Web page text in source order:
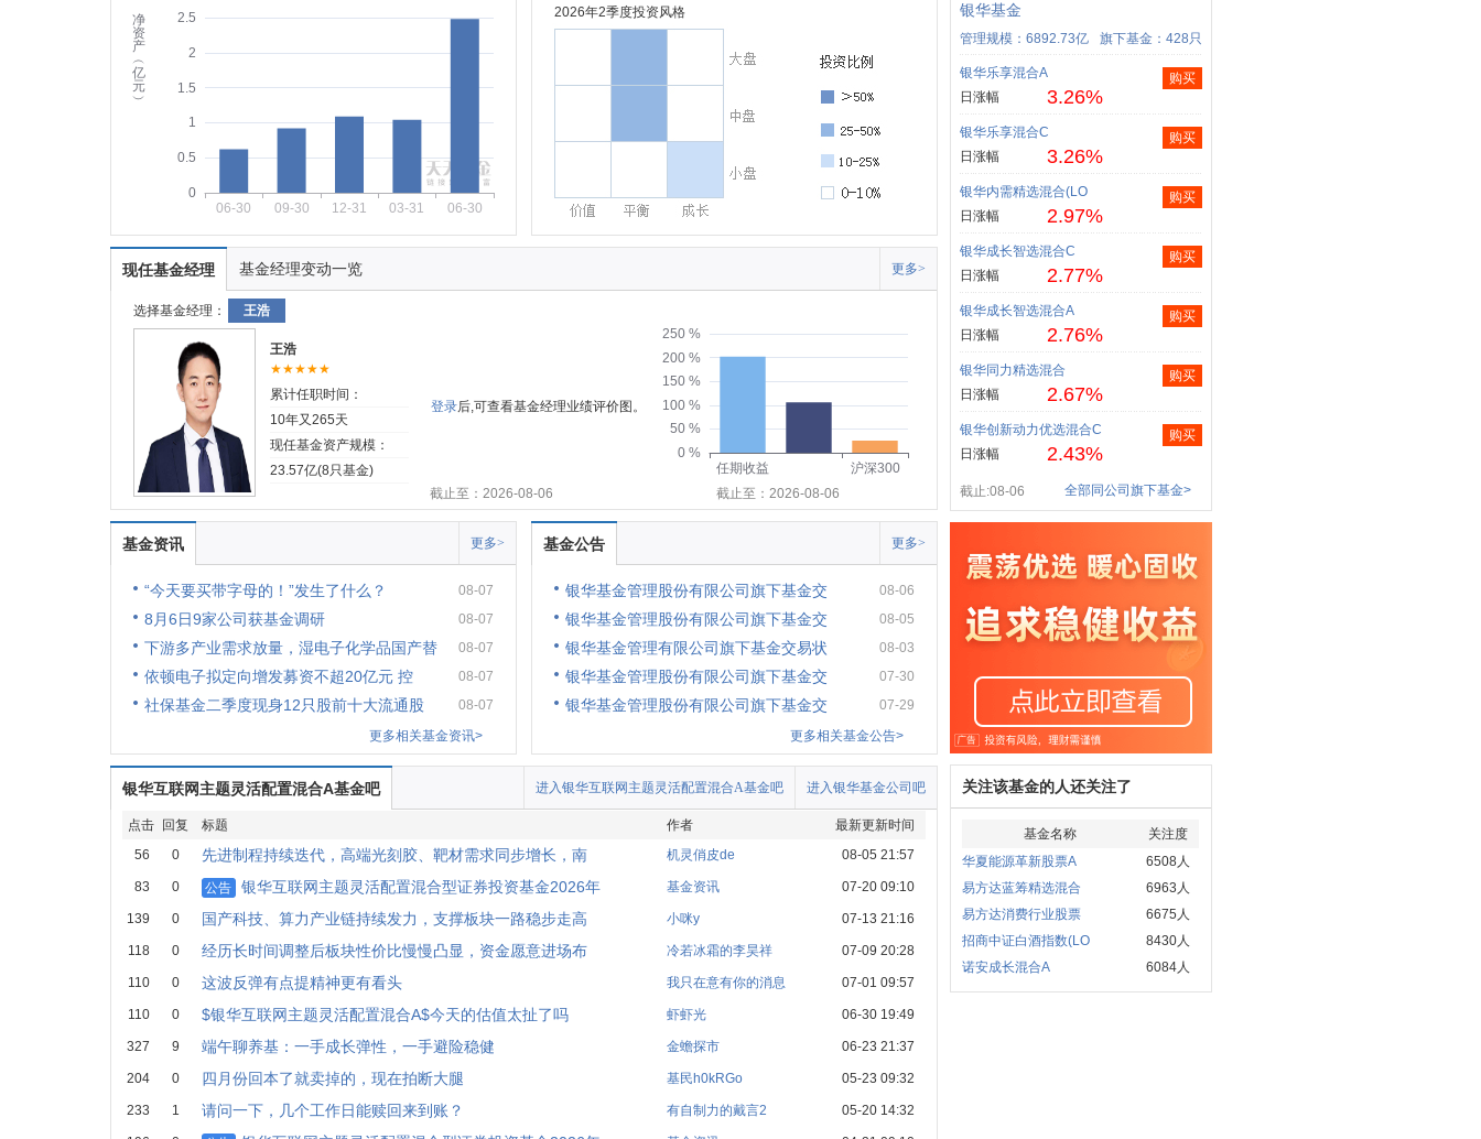
净
资
产
︵
亿
元
︶
0
0.5
1
1.5
2
2.5
06-30 09-30 12-31 03-31 06-30
2026年2季度投资风格
现任基金经理 基金经理变动一览 更多>
选择基金经理： 王浩
王浩
★★★★★
累计任职时间：
10年又265天
现任基金资产规模：
23.57亿(8只基金)
登录后,可查看基金经理业绩评价图。
0 %
50 %
100 %
150 %
200 %
250 %
任期收益
沪深300
截止至：2026-08-06
截止至：2026-08-06
基金资讯 更多>
“今天要买带字母的！”发生了什么？ 08-07
8月6日9家公司获基金调研 08-07
下游多产业需求放量，湿电子化学品国产替 08-07
依顿电子拟定向增发募资不超20亿元 控 08-07
社保基金二季度现身12只股前十大流通股
08-07
更多相关基金资讯>
基金公告 更多>
银华基金管理股份有限公司旗下基金交 08-06
银华基金管理股份有限公司旗下基金交 08-05
银华基金管理有限公司旗下基金交易状 08-03
银华基金管理股份有限公司旗下基金交 07-30
银华基金管理股份有限公司旗下基金交
07-29
更多相关基金公告>
银华互联网主题灵活配置混合A基金吧 进入银华基金公司吧
进入银华互联网主题灵活配置混合A基金吧
点击 回复 标题 作者
最新更新时间
56
0 先进制程持续迭代，高端光刻胶、靶材需求同步增长，南 机灵俏皮de 08-05 21:57
83 0 公告 银华互联网主题灵活配置混合型证券投资基金2026年 基金资讯 07-20 09:10
139 0 国产科技、算力产业链持续发力，支撑板块一路稳步走高 小咪y 07-13 21:16
118 0 经历长时间调整后板块性价比慢慢凸显，资金愿意进场布 冷若冰霜的李昊祥 07-09 20:28
110 0 这波反弹有点提精神更有看头 我只在意有你的消息 07-01 09:57
110 0 $银华互联网主题灵活配置混合A$今天的估值太扯了吗 虾虾光 06-30 19:49
327 9 端午聊养基：一手成长弹性，一手避险稳健 金蟾探市 06-23 21:37
204 0 四月份回本了就卖掉的，现在拍断大腿 基民h0kRGo 05-23 09:32
233 1 请问一下，几个工作日能赎回来到账？ 有自制力的戴言2 05-20 14:32
银华基金
管理规模：6892.73亿 旗下基金：428只
银华乐享混合A
日涨幅
3.26%
购买
银华乐享混合C
日涨幅
3.26%
购买
银华内需精选混合(LO
日涨幅
2.97%
购买
银华成长智选混合C
日涨幅
2.77%
购买
银华成长智选混合A
日涨幅
2.76%
购买
银华同力精选混合
日涨幅
2.67%
购买
银华创新动力优选混合C
日涨幅
2.43%
购买
截止:08-06 全部同公司旗下基金>
关注该基金的人还关注了
基金名称
关注度
华夏能源革新股票A
6508人
易方达蓝筹精选混合
6963人
易方达消费行业股票
6675人
招商中证白酒指数(LO
8430人
诺安成长混合A
6084人